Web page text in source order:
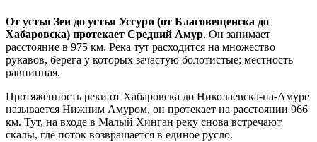
От устья Зеи до устья Уссури (от Благовещенска до
Хабаровска) протекает Средний Амур. Он занимает
расстояние в 975 км. Река тут расходится на множество
рукавов, берега у которых зачастую болотистые; местность
равнинная.
Протяжённость реки от Хабаровска до Николаевска-на-Амуре
называется Нижним Амуром, он протекает на расстоянии 966
км. Тут, на входе в Малый Хинган реку снова встречают
скалы, где поток возвращается в единое русло.